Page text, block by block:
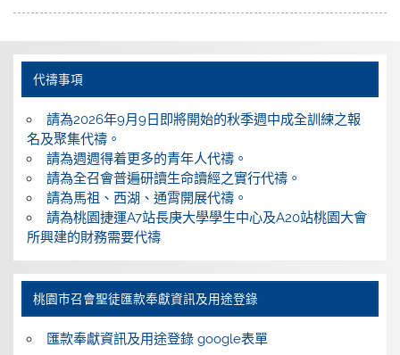
代禱事項
請為2026年9月9日即將開始的秋季週中成全訓練之報
名及聚集代禱。
請為週週得着更多的青年人代禱。
請為全召會普遍研讀生命讀經之實行代禱。
請為馬祖、西湖、通霄開展代禱。
請為桃園捷運A7站長庚大學學生中心及A20站桃園大會
所興建的財務需要代禱
桃園巿召會聖徒匯款奉獻資訊及用途登錄
匯款奉獻資訊及用途登錄 google表單